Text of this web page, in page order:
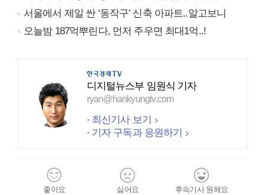
서울에서 제일 싼 ‘동작구’ 신축 아파트..알고보니
오늘밤 187억뿌린다, 먼저 주우면 최대1억..!
디지털뉴스부 임원식 기자
ryan@hankyungtv.com
최신기사 보기
기자 구독과 응원하기
좋아요
싫어요
후속기사 원해요